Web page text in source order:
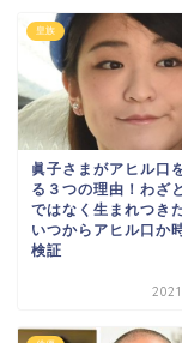
皇族
眞子さまがアヒル口
る３つの理由！わざ
ではなく生まれつき
いつからアヒル口か
検証